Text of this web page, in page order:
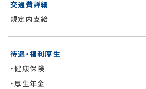
交通費詳細
規定内支給
待遇・福利厚生
・健康保険
・厚生年金